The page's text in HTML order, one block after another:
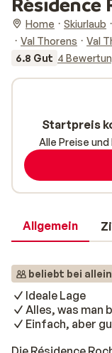
Home Skiurlaub
Val Thorens
Val
6.8 Gut 4
Allgemein
beliebt bei allein
Ideale Lage
Alles, was man
Einfach, aber
Startpreis
Alle Preise